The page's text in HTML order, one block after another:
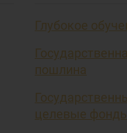
Глубокое
пошлина
целевые